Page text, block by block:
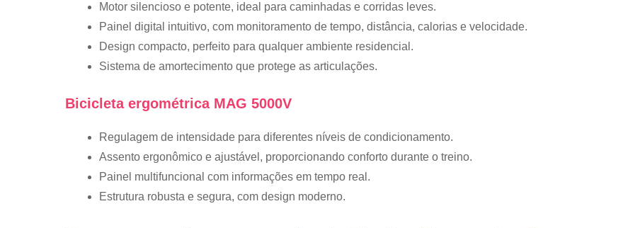
Motor silencioso e potente, ideal para caminhadas e corridas leves.
Painel digital intuitivo, com monitoramento de tempo, distância, calorias e velocidade.
Design compacto, perfeito para qualquer ambiente residencial.
Sistema de amortecimento que protege as articulações.
Bicicleta ergométrica MAG 5000V
Regulagem de intensidade para diferentes níveis de condicionamento.
Assento ergonômico e ajustável, proporcionando conforto durante o treino.
Painel multifuncional com informações em tempo real.
Estrutura robusta e segura, com design moderno.